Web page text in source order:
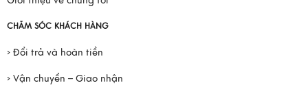
CHĂM SÓC KHÁCH HÀNG
› Đổi trả và hoàn tiền
› Vận chuyển – Giao nhận